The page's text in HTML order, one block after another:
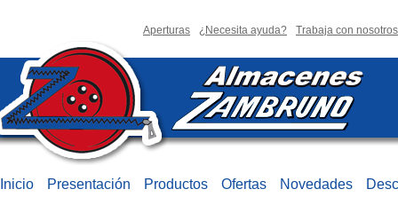
Trabaja con nosotros
¿Necesita ayuda?
Aperturas
Inicio Presentación Productos Ofertas Novedades